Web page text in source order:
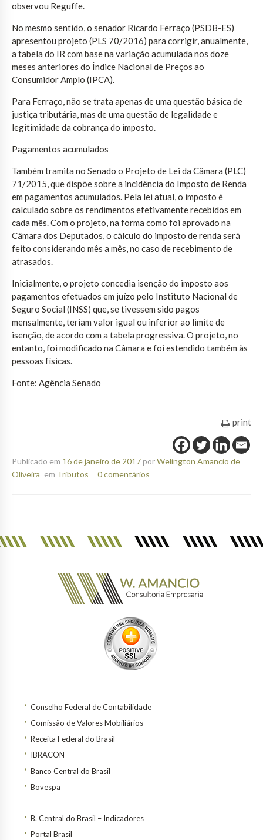
observou Reguffe.
No mesmo sentido, o senador Ricardo Ferraço (PSDB-ES)
apresentou projeto (PLS 70/2016) para corrigir, anualmente,
a tabela do IR com base na variação acumulada nos doze
meses anteriores do Índice Nacional de Preços ao
Consumidor Amplo (IPCA).
Para Ferraço, não se trata apenas de uma questão básica de
justiça tributária, mas de uma questão de legalidade e
legitimidade da cobrança do imposto.
Pagamentos acumulados
Também tramita no Senado o Projeto de Lei da Câmara (PLC)
71/2015, que dispõe sobre a incidência do Imposto de Renda
em pagamentos acumulados. Pela lei atual, o imposto é
calculado sobre os rendimentos efetivamente recebidos em
cada mês. Com o projeto, na forma como foi aprovado na
Câmara dos Deputados, o cálculo do imposto de renda será
feito considerando mês a mês, no caso de recebimento de
atrasados.
Inicialmente, o projeto concedia isenção do imposto aos
pagamentos efetuados em juízo pelo Instituto Nacional de
Seguro Social (INSS) que, se tivessem sido pagos
mensalmente, teriam valor igual ou inferior ao limite de
isenção, de acordo com a tabela progressiva. O projeto, no
entanto, foi modificado na Câmara e foi estendido também às
pessoas físicas.
Fonte: Agência Senado
print
Publicado em 16 de janeiro de 2017porWelington Amancio de
Oliveira em Tributos 0 comentários
Conselho Federal de Contabilidade
Comissão de Valores Mobiliários
Receita Federal do Brasil
IBRACON
Banco Central do Brasil
Bovespa
B. Central do Brasil – Indicadores
Portal Brasil